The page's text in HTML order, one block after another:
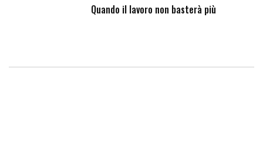
Quando il lavoro non basterà più